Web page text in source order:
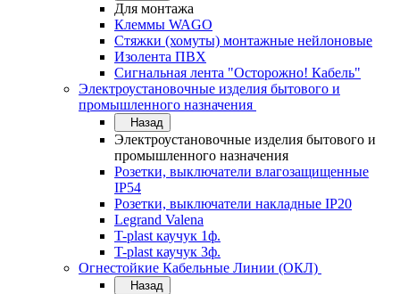
Для монтажа
Клеммы WAGO
Стяжки (хомуты) монтажные нейлоновые
Изолента ПВХ
Сигнальная лента "Осторожно! Кабель"
Электроустановочные изделия бытового и
промышленного назначения
Назад
Электроустановочные изделия бытового и
промышленного назначения
Розетки, выключатели влагозащищенные
IP54
Розетки, выключатели накладные IP20
Legrand Valena
T-plast каучук 1ф.
T-plast каучук 3ф.
Огнестойкие Кабельные Линии (ОКЛ)
Назад